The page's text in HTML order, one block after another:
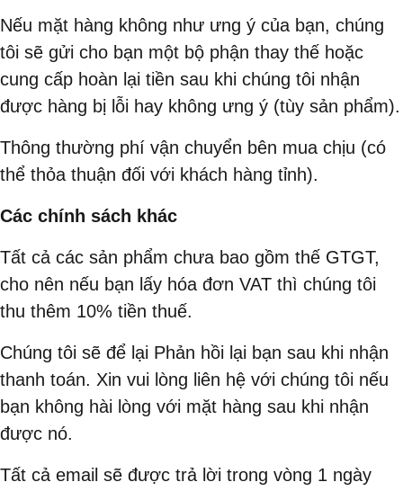
Nếu mặt hàng không như ưng ý của bạn, chúng
tôi sẽ gửi cho bạn một bộ phận thay thế hoặc
cung cấp hoàn lại tiền sau khi chúng tôi nhận
được hàng bị lỗi hay không ưng ý (tùy sản phẩm).
Thông thường phí vận chuyển bên mua chịu (có
thể thỏa thuận đối với khách hàng tỉnh).
Các chính sách khác
Tất cả các sản phẩm chưa bao gồm thế GTGT,
cho nên nếu bạn lấy hóa đơn VAT thì chúng tôi
thu thêm 10% tiền thuế.
Chúng tôi sẽ để lại Phản hồi lại bạn sau khi nhận
thanh toán. Xin vui lòng liên hệ với chúng tôi nếu
bạn không hài lòng với mặt hàng sau khi nhận
được nó.
Tất cả email sẽ được trả lời trong vòng 1 ngày